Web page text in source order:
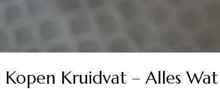
Kopen Kruidvat – Alles